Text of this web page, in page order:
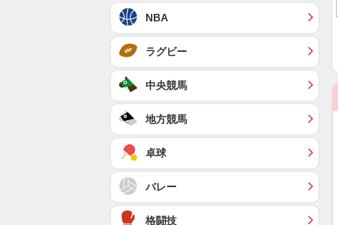
NBA
ラグビー
中央競馬
地方競馬
卓球
バレー
格闘技